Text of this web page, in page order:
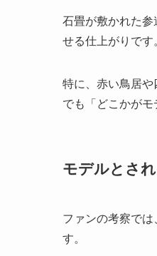
石畳が敷かれた
せる仕上がりです
特に、赤い鳥居
でも「どこかがモ
モデルとさ
ファンの考察で
す。